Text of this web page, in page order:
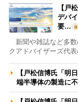
【戸
デバ
要…
新聞や雑誌など多数
クアドバイザーズ代
【戸松信博氏「明
端半導体の製造に